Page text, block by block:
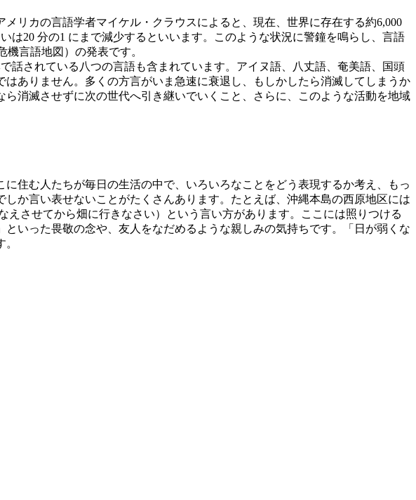
リカの言語学者マイケル・クラウスによると、現在、世界に存在する約6,000
は20 分の1 にまで減少するといいます。このような状況に警鐘を鳴らし、言語
機言語地図）の発表です。
話されている八つの言語も含まれています。アイヌ語、八丈語、奄美語、国頭
ありません。多くの方言がいま急速に衰退し、もしかしたら消滅してしまうか
消滅させずに次の世代へ引き継いでいくこと、さらに、このような活動を地域
住む人たちが毎日の生活の中で、いろいろなことをどう表現するか考え、もっ
か言い表せないことがたくさんあります。たとえば、沖縄本島の西原地区には
えさせてから畑に行きなさい）という言い方があります。ここには照りつける
いった畏敬の念や、友人をなだめるような親しみの気持ちです。「日が弱くな